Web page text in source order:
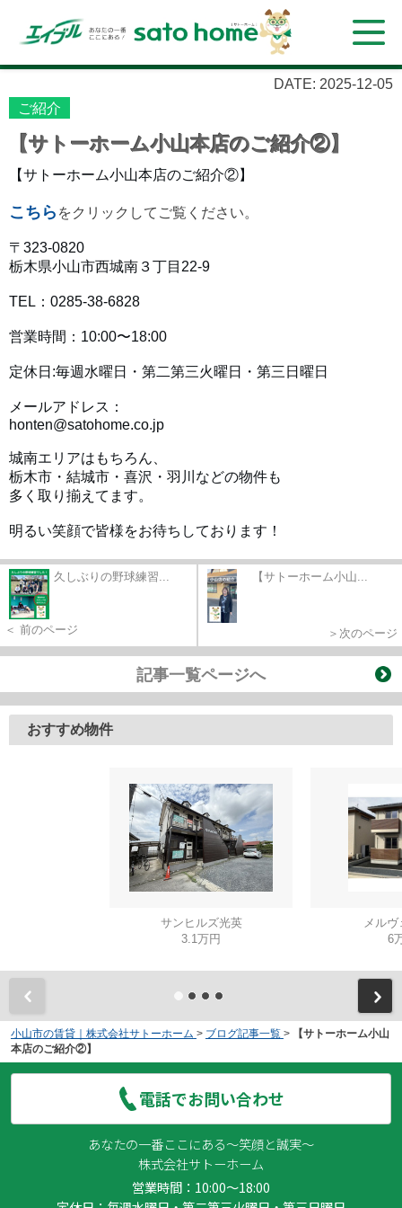
DATE: 2025-12-05
ご紹介
【サトーホーム小山本店のご紹介②】
【サトーホーム小山本店のご紹介②】
こちら をクリックしてご覧ください。
〒323-0820
栃木県小山市西城南３丁目22-9
TEL：0285-38-6828
営業時間：10:00〜18:00
定休日:毎週水曜日・第二第三火曜日・第三日曜日
メールアドレス：
honten@satohome.co.jp
城南エリアはもちろん、
栃木市・結城市・喜沢・羽川などの物件も
多く取り揃えてます。
明るい笑顔で皆様をお待ちしております！
久しぶりの野球練習...
＜ 前のページ
【サトーホーム小山...
＞次のページ
記事一覧ページへ
おすすめ物件
サンヒルズ光英
3.1万円
メルヴ
6
小山市の賃貸｜株式会社サトーホーム > ブログ記事一覧 >
【サトーホーム小山
本店のご紹介②】
電話でお問い合わせ
あなたの一番ここにある～笑顔と誠実～
株式会社サトーホーム
営業時間：10:00～18:00